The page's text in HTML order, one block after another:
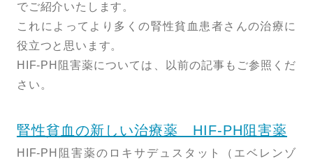
でご紹介いたします。
これによってより多くの腎性貧血患者さんの治療に
役立つと思います。
HIF-PH阻害薬については、以前の記事もご参照くだ
さい。
腎性貧血の新しい治療薬 HIF-PH阻害薬
HIF-PH阻害薬のロキサデュスタット（エベレンゾ